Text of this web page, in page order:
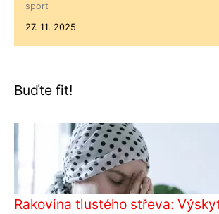
sport
27. 11. 2025
Buďte fit!
Rakovina tlustého střeva: